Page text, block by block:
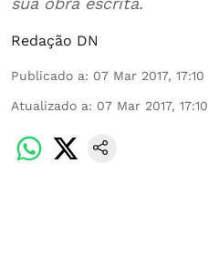
Redação DN
Publicado a: 07 Mar 2017, 17:10
Atualizado a: 07 Mar 2017, 17:10